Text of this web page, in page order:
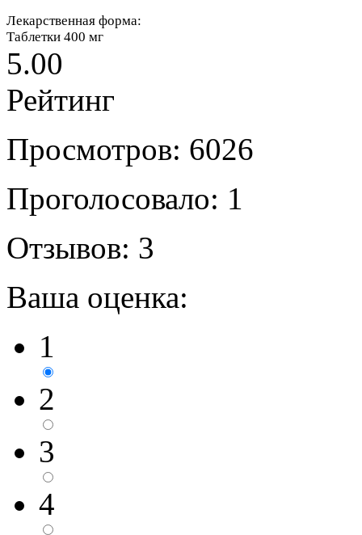
Лекарственная форма:
Таблетки 400 мг
5.00
Рейтинг
Просмотров: 6026
Проголосовало: 1
Отзывов: 3
Ваша оценка:
1
2
3
4